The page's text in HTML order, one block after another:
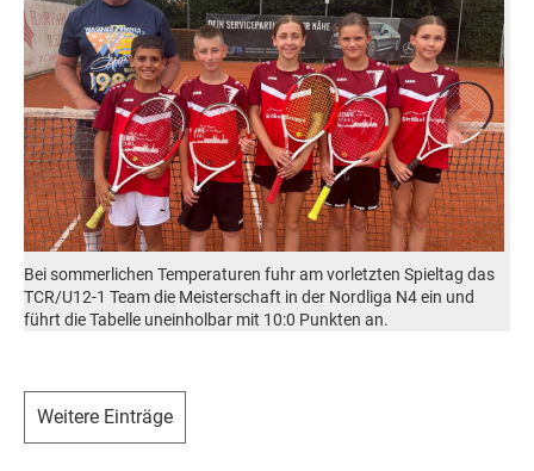
Bei sommerlichen Temperaturen fuhr am vorletzten Spieltag das
TCR/U12-1 Team die Meisterschaft in der Nordliga N4 ein und
führt die Tabelle uneinholbar mit 10:0 Punkten an.
Weitere Einträge